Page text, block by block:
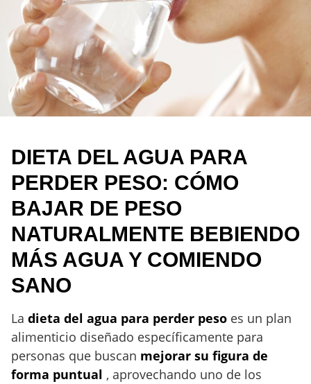
DIETA DEL AGUA PARA
PERDER PESO: CÓMO
BAJAR DE PESO
NATURALMENTE BEBIENDO
MÁS AGUA Y COMIENDO
SANO
La dieta del agua para perder peso es un plan
alimenticio diseñado específicamente para
personas que buscan mejorar su figura de
forma puntual , aprovechando uno de los